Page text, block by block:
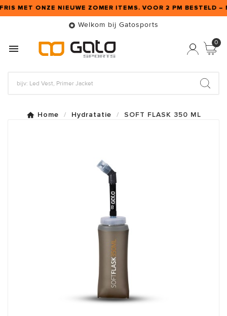
MET ONZE NIEUWE ZOMER ITEMS. VOOR 2 PM BESTELD –
 Welkom bij Gatosports

0
Home Hydratatie SOFT FLASK 350 ML